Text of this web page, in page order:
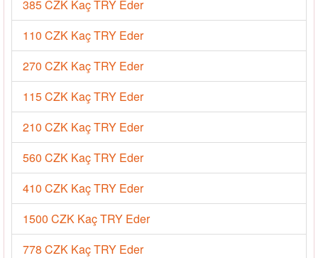
385 CZK Kaç TRY Eder
110 CZK Kaç TRY Eder
270 CZK Kaç TRY Eder
115 CZK Kaç TRY Eder
210 CZK Kaç TRY Eder
560 CZK Kaç TRY Eder
410 CZK Kaç TRY Eder
1500 CZK Kaç TRY Eder
778 CZK Kaç TRY Eder